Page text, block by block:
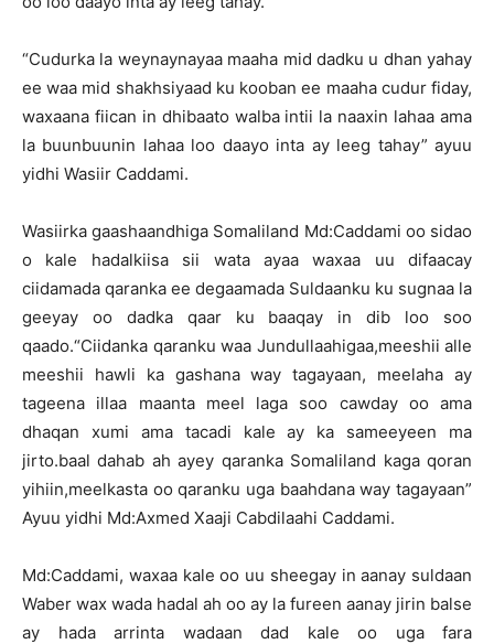
“Cudurka la weynaynayaa maaha mid dadku u dhan yahay
ee waa mid shakhsiyaad ku kooban ee maaha cudur fiday,
waxaana fiican in dhibaato walba intii la naaxin lahaa ama
la buunbuunin lahaa loo daayo inta ay leeg tahay” ayuu
yidhi Wasiir Caddami.
Wasiirka gaashaandhiga Somaliland Md:Caddami oo sidao
o kale hadalkiisa sii wata ayaa waxaa uu difaacay
ciidamada qaranka ee degaamada Suldaanku ku sugnaa la
geeyay oo dadka qaar ku baaqay in dib loo soo
qaado.“Ciidanka qaranku waa Jundullaahigaa,meeshii alle
meeshii hawli ka gashana way tagayaan, meelaha ay
tageena illaa maanta meel laga soo cawday oo ama
dhaqan xumi ama tacadi kale ay ka sameeyeen ma
jirto.baal dahab ah ayey qaranka Somaliland kaga qoran
yihiin,meelkasta oo qaranku uga baahdana way tagayaan”
Ayuu yidhi Md:Axmed Xaaji Cabdilaahi Caddami.
Md:Caddami, waxaa kale oo uu sheegay in aanay suldaan
Waber wax wada hadal ah oo ay la fureen aanay jirin balse
ay hada arrinta wadaan dad kale oo uga fara